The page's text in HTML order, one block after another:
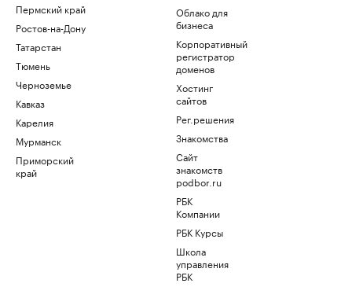
Пермский край
Ростов-на-Дону
Татарстан
Тюмень
Черноземье
Кавказ
Карелия
Мурманск
Приморский
край
Облако для
бизнеса
Корпоративный
регистратор
доменов
Хостинг
сайтов
Рег.решения
Знакомства
Сайт
знакомств
podbor.ru
РБК
Компании
РБК Курсы
Школа
управления
РБК